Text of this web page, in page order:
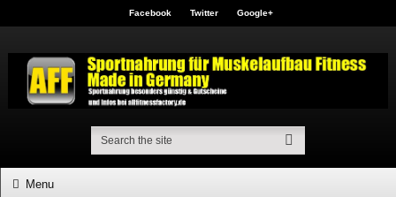
Facebook Twitter Google+
Menu